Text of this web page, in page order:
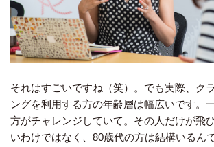
それはすごいですね（笑）。でも実際、ク
ングを利用する方の年齢層は幅広いです。
方がチャレンジしていて。その人だけが飛
いわけではなく、80歳代の方は結構いるん